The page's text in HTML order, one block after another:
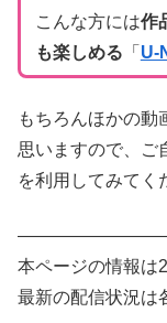
こんな方には作
も楽しめる 「 U-
もちろんほかの動
思いますので、ご
を利用してみてく
本ページの情報は
最新の配信状況は